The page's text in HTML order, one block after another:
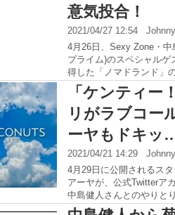
意気投合！
2021/04/27 12:54
4月26日、Sexy Zone・
プライム)のスペシャル
得した「ノマドランド」
「ケンティー
リがラブコー
ーヤもドキッ
2021/04/21 14:29
4月29日に公開されるス
アーヤが、公式Twitterア
中島健人さんとのやりと